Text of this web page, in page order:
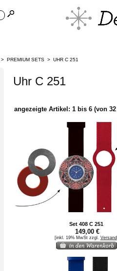
> PREMIUM SETS > UHR C 251
Uhr C 251
angezeigte Artikel: 1 bis 6 (von 32
Set 408 C 251
149,00 €
[inkl. 19% MwSt zzgl. Versand